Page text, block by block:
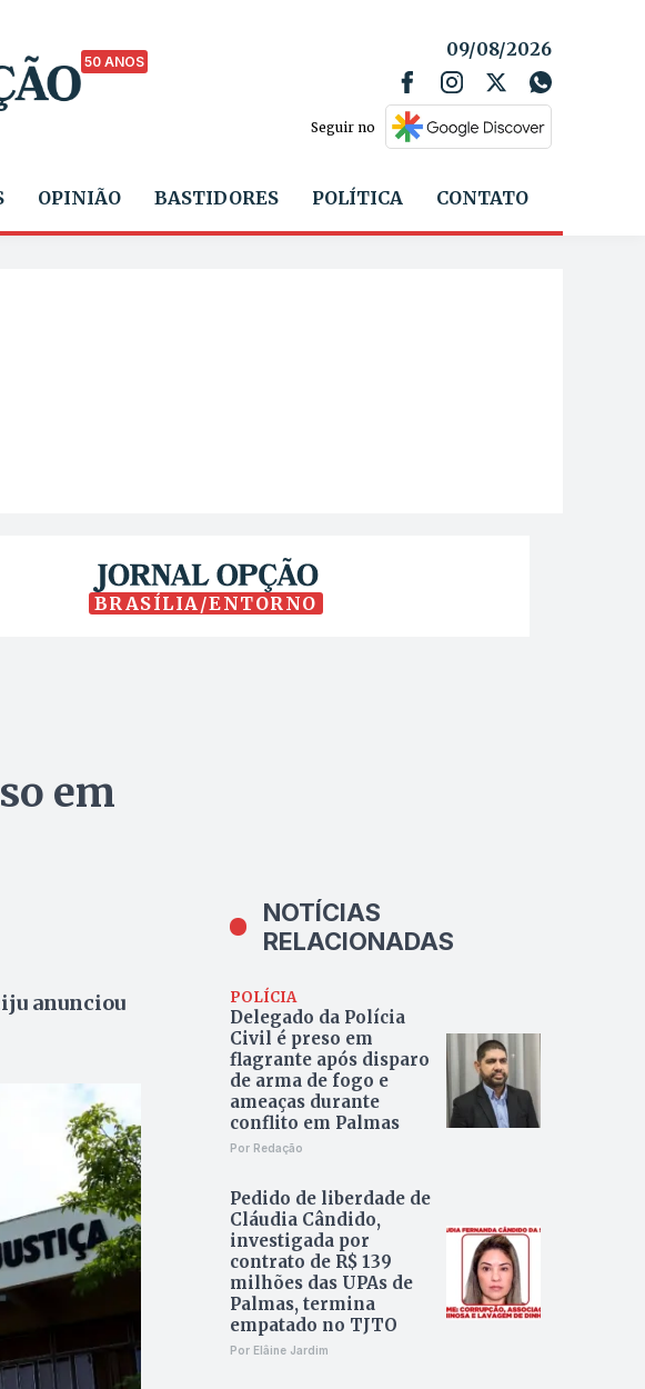
50 ANOS
09/08/2026
Seguir no
OPINIÃO BASTIDORES POLÍTICA CONTATO
BRASÍLIA/ENTORNO
em
anunciou
NOTÍCIAS
RELACIONADAS
POLÍCIA
Delegado da Polícia
Civil é preso em
flagrante após disparo
de arma de fogo e
ameaças durante
conflito em Palmas
Por Redação
Pedido de liberdade de
Cláudia Cândido,
investigada por
contrato de R$ 139
milhões das UPAs de
Palmas, termina
empatado no TJTO
Por Elâine Jardim